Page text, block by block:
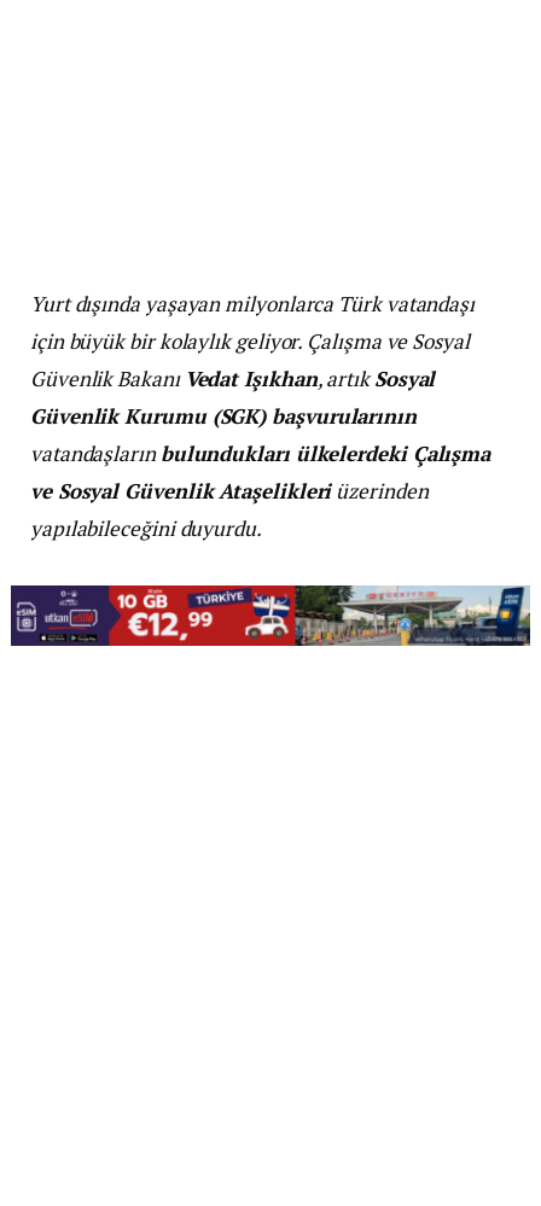
Yurt dışında yaşayan milyonlarca Türk vatandaşı
için büyük bir kolaylık geliyor. Çalışma ve Sosyal
Güvenlik Bakanı Vedat Işıkhan, artıkSosyal
Güvenlik Kurumu (SGK) başvurularının
vatandaşlarınbulundukları ülkelerdeki Çalışma
ve Sosyal Güvenlik Ataşelikleriüzerinden
yapılabileceğini duyurdu.